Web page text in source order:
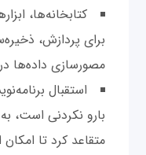
کتابخانه‌ها،
برای پردازش،
مصورسازی داده‌ها در
استقبال
بارو نکردنی است،
متقاعد کرد تا